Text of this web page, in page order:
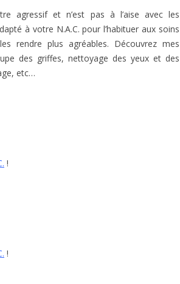
agressif et n’est pas à l’aise avec les
à votre N.A.C. pour l’habituer aux soins
rendre plus agréables. Découvrez mes
des griffes, nettoyage des yeux et des
etc…
!
!